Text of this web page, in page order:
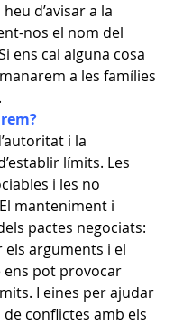
d’avisar a la
nos el nom del
ens cal alguna cosa
a les famílies
i la
límits. Les
i les no
manteniment i
pactes negociats:
arguments i el
ens pot provocar
I eines per ajudar
conflictes amb els